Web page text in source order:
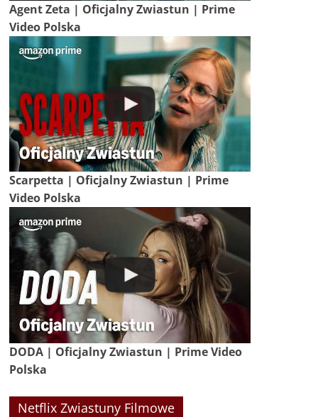
Agent Zeta | Oficjalny Zwiastun | Prime
Video Polska
Scarpetta | Oficjalny Zwiastun | Prime
Video Polska
DODA | Oficjalny Zwiastun | Prime Video
Polska
Netflix Zwiastuny Filmowe